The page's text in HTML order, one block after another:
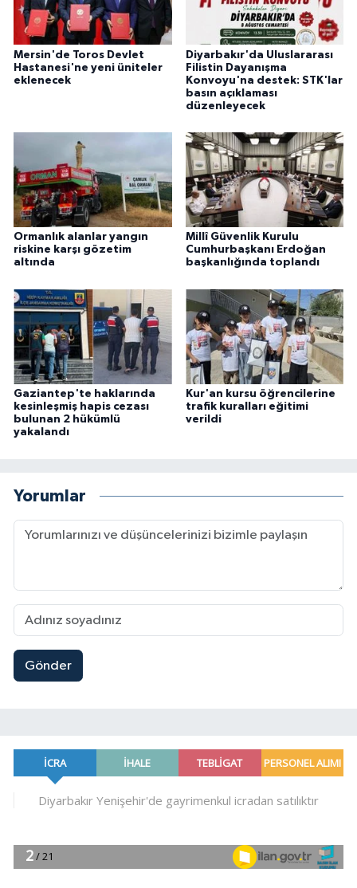
Mersin'de Toros Devlet
Hastanesi'ne yeni üniteler
eklenecek
Diyarbakır'da Uluslararası
Filistin Dayanışma
Konvoyu'na destek: STK'lar
basın açıklaması
düzenleyecek
Ormanlık alanlar yangın
riskine karşı gözetim
altında
Millî Güvenlik Kurulu
Cumhurbaşkanı Erdoğan
başkanlığında toplandı
Gaziantep'te haklarında
kesinleşmiş hapis cezası
bulunan 2 hükümlü
yakalandı
Kur'an kursu öğrencilerine
trafik kuralları eğitimi
verildi
Yorumlar
Gönder